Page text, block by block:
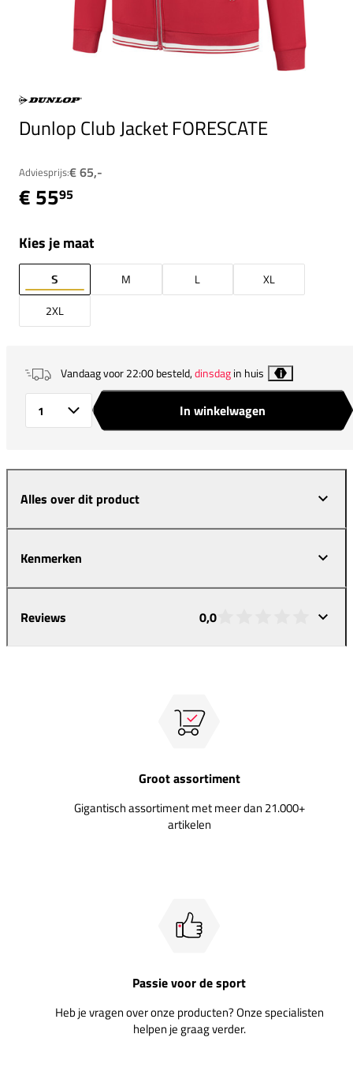
Dunlop Club Jacket FORESCATE
Adviesprijs:€ 65,-
€ 5595
Kies je maat
S M L
XL
2XL
Vandaag voor 22:00 besteld,dinsdagin huis i
In winkelwagen
Alles over dit product
Kenmerken
Reviews 0,0
Groot assortiment
Gigantisch assortiment met meer dan 21.000+
artikelen
Passie voor de sport
Heb je vragen over onze producten? Onze specialisten
helpen je graag verder.